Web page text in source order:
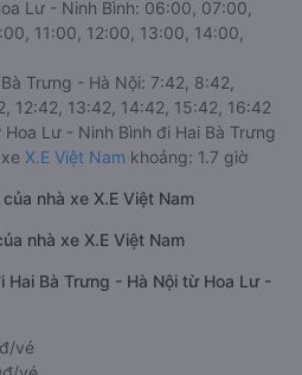
Lư - Ninh Bình: 06:00, 07:00,
11:00, 12:00, 13:00, 14:00,
Trưng - Hà Nội: 7:42, 8:42,
12:42, 13:42, 14:42, 15:42, 16:42
Lư - Ninh Bình đi Hai Bà Trưng
X.E Việt Nam khoảng: 1.7 giờ
nhà xe X.E Việt Nam
nhà xe X.E Việt Nam
Hai Bà Trưng - Hà Nội từ Hoa Lư -
vé